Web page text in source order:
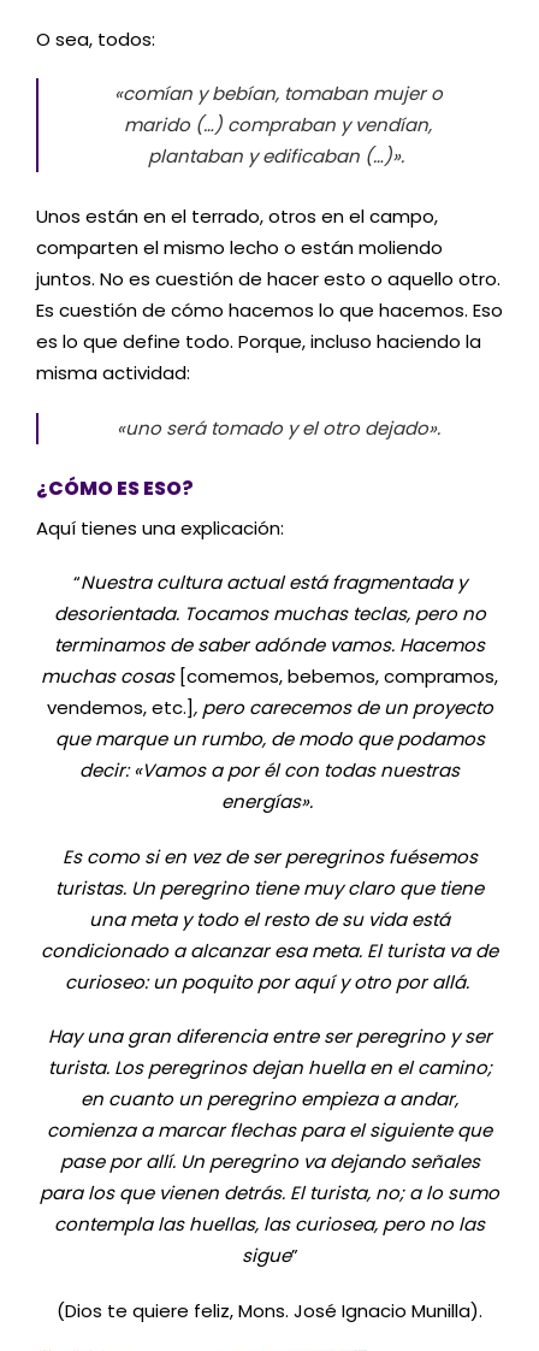
O sea, todos:
«comían y bebían, tomaban mujer o
marido (…) compraban y vendían,
plantaban y edificaban (…)».
Unos están en el terrado, otros en el campo,
comparten el mismo lecho o están moliendo
juntos. No es cuestión de hacer esto o aquello otro.
Es cuestión de cómo hacemos lo que hacemos. Eso
es lo que define todo. Porque, incluso haciendo la
misma actividad:
«uno será tomado y el otro dejado».
¿CÓMO ES ESO?
Aquí tienes una explicación:
“Nuestra cultura actual está fragmentada y
desorientada. Tocamos muchas teclas, pero no
terminamos de saber adónde vamos. Hacemos
muchas cosas [comemos, bebemos, compramos,
vendemos, etc.], pero carecemos de un proyecto
que marque un rumbo, de modo que podamos
decir: «Vamos a por él con todas nuestras
energías».
Es como si en vez de ser peregrinos fuésemos
turistas. Un peregrino tiene muy claro que tiene
una meta y todo el resto de su vida está
condicionado a alcanzar esa meta. El turista va de
curioseo: un poquito por aquí y otro por allá.
Hay una gran diferencia entre ser peregrino y ser
turista. Los peregrinos dejan huella en el camino;
en cuanto un peregrino empieza a andar,
comienza a marcar flechas para el siguiente que
pase por allí. Un peregrino va dejando señales
para los que vienen detrás. El turista, no; a lo sumo
contempla las huellas, las curiosea, pero no las
sigue”
(Dios te quiere feliz, Mons. José Ignacio Munilla).